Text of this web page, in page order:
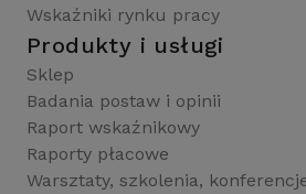
Wskaźniki rynku pracy
Produkty i usługi
Sklep
Badania postaw i opinii
Raport wskaźnikowy
Raporty płacowe
Warsztaty, szkolenia,